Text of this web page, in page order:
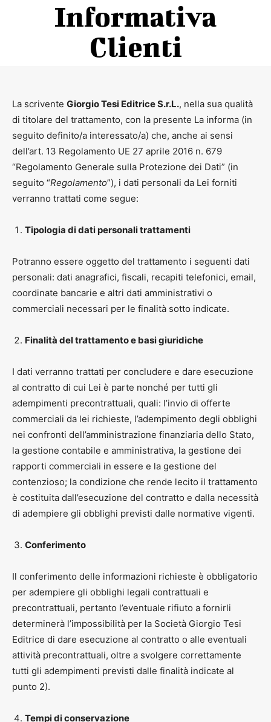
Informativa
Clienti
La scrivente Giorgio Tesi Editrice S.r.L., nella sua qualità
di titolare del trattamento, con la presente La informa (in
seguito definito/a interessato/a) che, anche ai sensi
dell’art. 13 Regolamento UE 27 aprile 2016 n. 679
“Regolamento Generale sulla Protezione dei Dati” (in
seguito “Regolamento”), i dati personali da Lei forniti
verranno trattati come segue:
Tipologia di dati personali trattamenti
Potranno essere oggetto del trattamento i seguenti dati
personali: dati anagrafici, fiscali, recapiti telefonici, email,
coordinate bancarie e altri dati amministrativi o
commerciali necessari per le finalità sotto indicate.
Finalità del trattamento e basi giuridiche
I dati verranno trattati per concludere e dare esecuzione
al contratto di cui Lei è parte nonché per tutti gli
adempimenti precontrattuali, quali: l’invio di offerte
commerciali da lei richieste, l’adempimento degli obblighi
nei confronti dell’amministrazione finanziaria dello Stato,
la gestione contabile e amministrativa, la gestione dei
rapporti commerciali in essere e la gestione del
contenzioso; la condizione che rende lecito il trattamento
è costituita dall’esecuzione del contratto e dalla necessità
di adempiere gli obblighi previsti dalle normative vigenti.
Conferimento
Il conferimento delle informazioni richieste è obbligatorio
per adempiere gli obblighi legali contrattuali e
precontrattuali, pertanto l’eventuale rifiuto a fornirli
determinerà l’impossibilità per la Società Giorgio Tesi
Editrice di dare esecuzione al contratto o alle eventuali
attività precontrattuali, oltre a svolgere correttamente
tutti gli adempimenti previsti dalle finalità indicate al
punto 2).
Tempi di conservazione